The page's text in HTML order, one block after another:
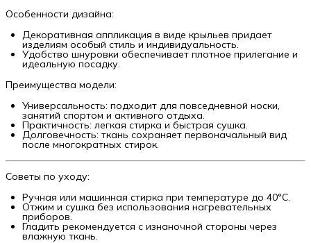
Особенности дизайна:
Декоративная аппликация в виде крыльев придает
изделиям особый стиль и индивидуальность.
Удобство шнуровки обеспечивает плотное прилегание и
идеальную посадку.
Преимущества модели:
Универсальность: подходит для повседневной носки,
занятий спортом и активного отдыха.
Практичность: легкая стирка и быстрая сушка.
Долговечность: ткань сохраняет первоначальный вид
после многократных стирок.
Советы по уходу:
Ручная или машинная стирка при температуре до 40°C.
Отжим и сушка без использования нагревательных
приборов.
Гладить рекомендуется с изнаночной стороны через
влажную ткань.